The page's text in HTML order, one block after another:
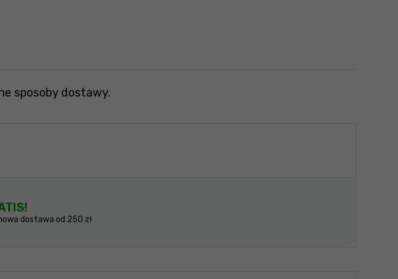
sposoby dostawy.
dostawa od 250 zł